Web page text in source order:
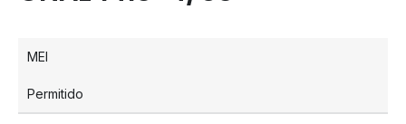
MEI
Permitido